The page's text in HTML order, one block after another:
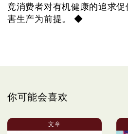
竟消费者对有机健康的追求
害生产为前提。 ◆
你可能会喜欢
文章